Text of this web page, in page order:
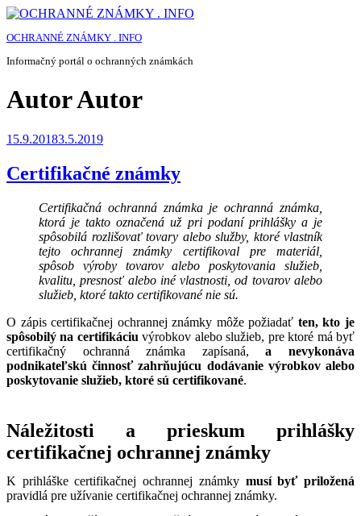
Prejsť
obsah
OCHRANNÉ ZNÁMKY . INFO
Informačný portál o ochranných známkách
AutorAutor
Publikované
15.9.20183.5.2019
Certifikačné známky
Certifikačná ochranná známka je ochranná známka,
ktorá je takto označená už pri podaní prihlášky a je
spôsobilá rozlišovať tovary alebo služby, ktoré vlastník
tejto ochrannej známky certifikoval pre materiál,
spôsob výroby tovarov alebo poskytovania služieb,
kvalitu, presnosť alebo iné vlastnosti, od tovarov alebo
služieb, ktoré takto certifikované nie sú.
O zápis certifikačnej ochrannej známky môže požiadať ten, kto je
spôsobilý na certifikáciu výrobkov alebo služieb, pre ktoré má byť
certifikačný ochranná známka zapísaná, a nevykonáva
podnikateľskú činnosť zahrňujúcu dodávanie výrobkov alebo
poskytovanie služieb, ktoré sú certifikované.
Náležitosti a prieskum prihlášky
certifikačnej ochrannej známky
K prihláške certifikačnej ochrannej známky musí byť priložená
pravidlá pre užívanie certifikačnej ochrannej známky.